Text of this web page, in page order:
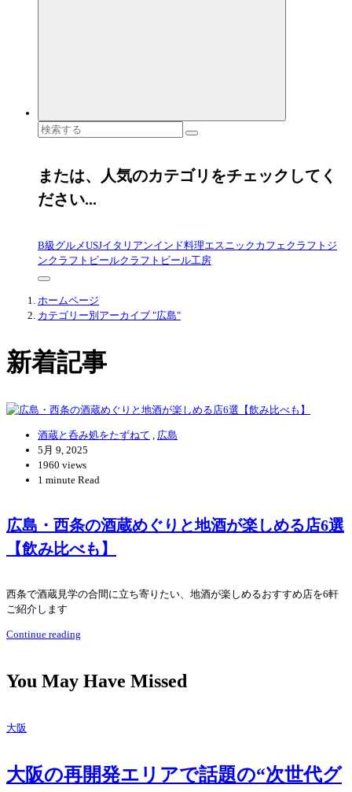
検
象:
または、人気のカテゴリをチェックしてく
ださい...
B級グルメUSJイタリアンインド料理エスニック カフェ クラフトジ
ンクラフトビールクラフトビール工房
ホームページ
カテゴリー別アーカイブ "広島"
新着記事
酒蔵と呑み処をたずねて
広島
5月 9, 2025
1960 views
1 minute Read
広島・西条の酒蔵めぐりと地酒が楽しめる店6選
【飲み比べも】
西条で酒蔵見学の合間に立ち寄りたい、地酒が楽しめるおすすめ店を6軒
ご紹介します
Continue reading
You May Have Missed
大阪
大阪の再開発エリアで話題の“次世代グ